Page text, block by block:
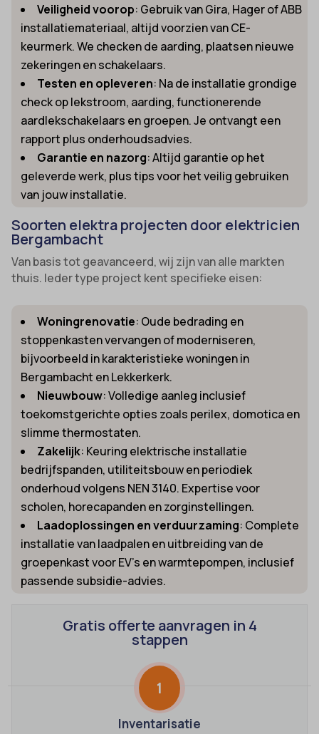
Veiligheid voorop: Gebruik van Gira, Hager of ABB
installatiemateriaal, altijd voorzien van CE-
keurmerk. We checken de aarding, plaatsen nieuwe
zekeringen en schakelaars.
Testen en opleveren: Na de installatie grondige
check op lekstroom, aarding, functionerende
aardlekschakelaars en groepen. Je ontvangt een
rapport plus onderhoudsadvies.
Garantie en nazorg: Altijd garantie op het
geleverde werk, plus tips voor het veilig gebruiken
van jouw installatie.
Soorten elektra projecten door elektricien
Bergambacht
Van basis tot geavanceerd, wij zijn van alle markten
thuis. Ieder type project kent specifieke eisen:
Woningrenovatie: Oude bedrading en
stoppenkasten vervangen of moderniseren,
bijvoorbeeld in karakteristieke woningen in
Bergambacht en Lekkerkerk.
Nieuwbouw: Volledige aanleg inclusief
toekomstgerichte opties zoals perilex, domotica en
slimme thermostaten.
Zakelijk: Keuring elektrische installatie
bedrijfspanden, utiliteitsbouw en periodiek
onderhoud volgens NEN 3140. Expertise voor
scholen, horecapanden en zorginstellingen.
Laadoplossingen en verduurzaming: Complete
installatie van laadpalen en uitbreiding van de
groepenkast voor EV’s en warmtepompen, inclusief
passende subsidie-advies.
Gratis offerte aanvragen in 4
stappen
1
Inventarisatie